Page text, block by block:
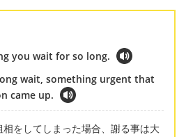
you wait for so long.
wait, something urgent that
came up.
をしてしまった場合、謝る事は大